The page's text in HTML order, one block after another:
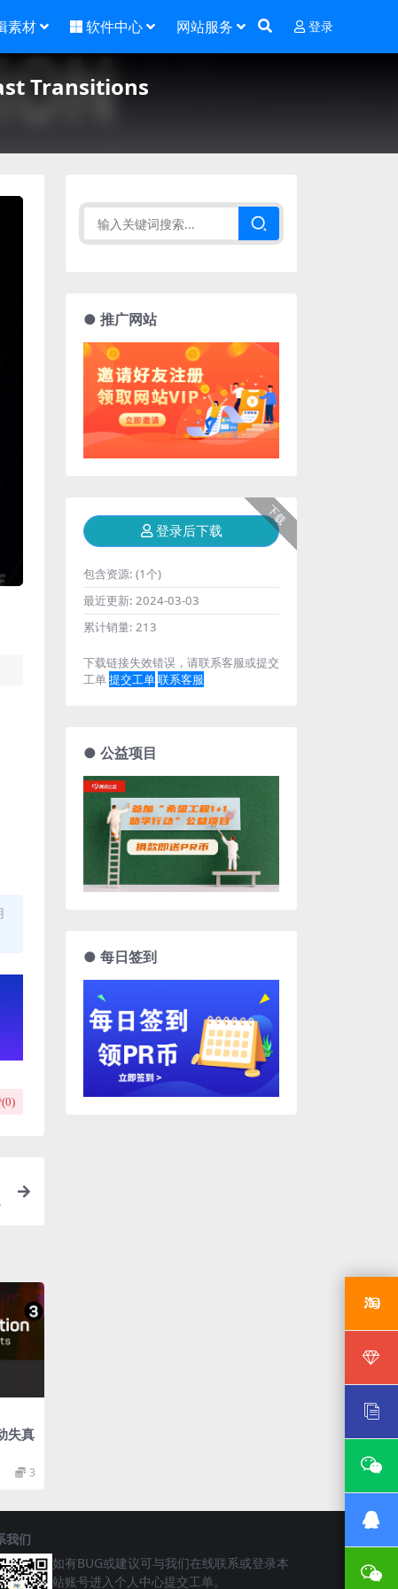
素材 软件中心 网站服务 登录
Transitions
0)
失真
3
● 推广网站
下载
登录后下载
包含资源: (1个)
最近更新: 2024-03-03
累计销量: 213
下载链接失效错误，请联系客服或提交
工单提交工单联系客服
● 公益项目
● 每日签到
我们
如有BUG或建议可与我们在线联系或登录本
站账号进入个人中心提交工单。